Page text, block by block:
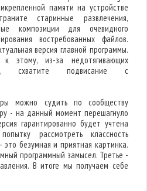
памяти на устройстве
старинные развлечения,
композиции для очевидного
востребованных файлов.
версия главной программы.
к этому, из-за недотягивающих
схватите подвисание с
можно судить по сообществу
- на данный момент перешагнуло
гарантированно будет учтена
рассмотреть классность
безумная и приятная картинка.
программный замысел. Третье -
В итоге мы получаем себе